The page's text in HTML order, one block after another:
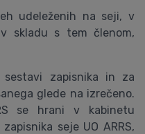
udeleženih na seji, v
skladu s tem členom,
zapisnika in za
glede na izrečeno.
se hrani v kabinetu
seje UO ARRS,